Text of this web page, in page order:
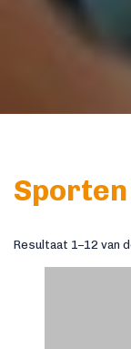
Resultaat 1–12 van